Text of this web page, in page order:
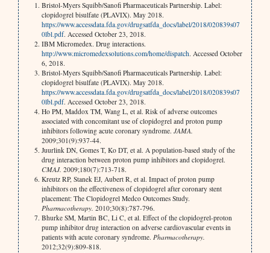
Bristol-Myers Squibb/Sanofi Pharmaceuticals Partnership. Label:
clopidogrel bisulfate (PLAVIX). May 2018.
https://www.accessdata.fda.gov/drugsatfda_docs/label/2018/020839s07
0lbl.pdf. Accessed October 23, 2018.
IBM Micromedex. Drug interactions.
http://www.micromedexsolutions.com/home/dispatch. Accessed October
6, 2018.
Bristol-Myers Squibb/Sanofi Pharmaceuticals Partnership. Label:
clopidogrel bisulfate (PLAVIX). May 2018.
https://www.accessdata.fda.gov/drugsatfda_docs/label/2018/020839s07
0lbl.pdf. Accessed October 23, 2018.
Ho PM, Maddox TM, Wang L, et al. Risk of adverse outcomes
associated with concomitant use of clopidogrel and proton pump
inhibitors following acute coronary syndrome. JAMA.
2009;301(9):937-44.
Juurlink DN, Gomes T, Ko DT, et al. A population-based study of the
drug interaction between proton pump inhibitors and clopidogrel.
CMAJ. 2009;180(7):713-718.
Kreutz RP, Stanek EJ, Aubert R, et al. Impact of proton pump
inhibitors on the effectiveness of clopidogrel after coronary stent
placement: The Clopidogrel Medco Outcomes Study.
Pharmacotherapy. 2010;30(8):787-796.
Bhurke SM, Martin BC, Li C, et al. Effect of the clopidogrel-proton
pump inhibitor drug interaction on adverse cardiovascular events in
patients with acute coronary syndrome. Pharmacotherapy.
2012;32(9):809-818.